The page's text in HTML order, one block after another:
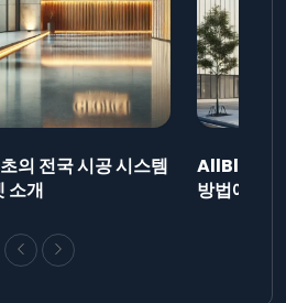
의 전국 시공 시스템
소개
AllBlog에
방법에 대